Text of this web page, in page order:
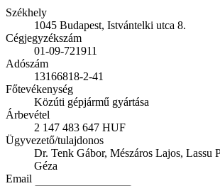
Székhely
1045 Budapest, Istvántelki utca 8.
Cégjegyzékszám
01-09-721911
Adószám
13166818-2-41
Főtevékenység
Közúti gépjármű gyártása
Árbevétel
2 147 483 647 HUF
Ügyvezető/tulajdonos
Dr. Tenk Gábor, Mészáros Lajos, Lassu
Géza
Email